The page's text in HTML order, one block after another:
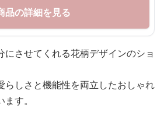
品の詳細を見る
にさせてくれる花柄デザインのショ
らしさと機能性を両立したおしゃれ
す。